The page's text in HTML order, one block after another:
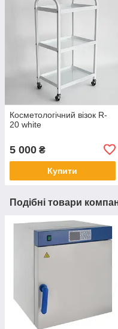
Косметологічний візок R-
20 white
5 000 ₴
Купити
Подібні товари